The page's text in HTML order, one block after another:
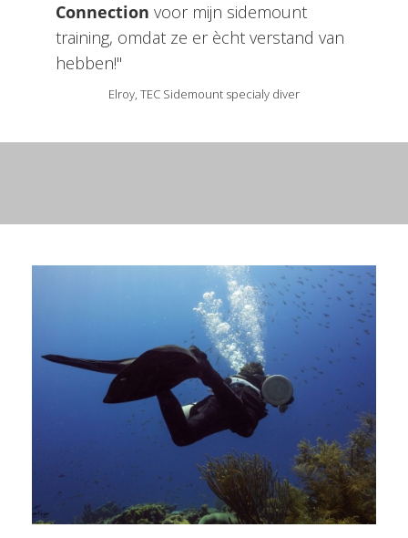
Connection voor mijn sidemount
training, omdat ze er ècht verstand van
hebben!"
Elroy, TEC Sidemount specialy diver